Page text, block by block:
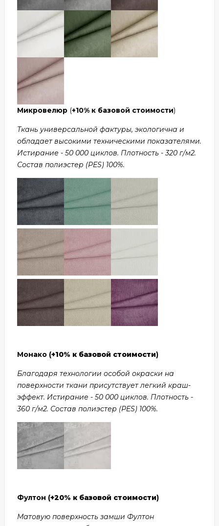
Микровелюр (+10% к базовой стоимости)
Ткань универсальной фактуры, экологична и
обладает высокими техническими показателями.
Истирание - 50 000 циклов. Плотность - 320 г/м2.
Состав полиэстер (PES) 100%.
Монако (+10% к базовой стоимости)
Благодаря технологии особой окраски на
поверхности ткани присутствует легкий краш-
эффект. Истирание - 50 000 циклов. Плотность -
360 г/м2. Состав полиэстер (PES) 100%.
Фултон (+20% к базовой стоимости)
Матовую поверхность замши Фултон